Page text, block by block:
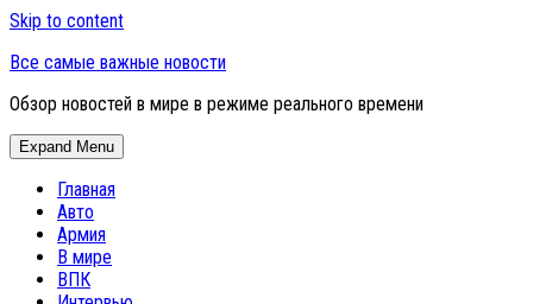
Skip to content
Все самые важные новости
Обзор новостей в мире в режиме реального времени
Expand Menu
Главная
Авто
Армия
В мире
ВПК